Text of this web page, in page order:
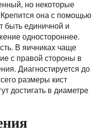
но некоторые
она с помощью
быть единичной и
одностороннее.
В яичниках чаще
с правой стороны в
Диагностируется до
размеры кист
достигать в диаметре